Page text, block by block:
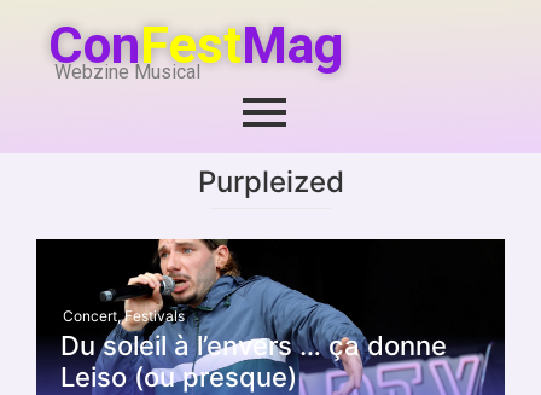
ConFestMag
Webzine Musical
Purpleized
Concert, Festivals
Du soleil à l’envers … ça donne
Leiso (ou presque)